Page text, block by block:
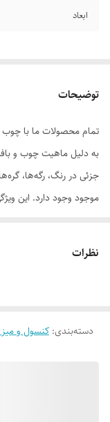
ابعاد
توضیحات
تمام محصولات ما با
به دلیل ماهیت چوب و
جزئی در رنگ، رگه‌ها،
موجود وجود دارد. این
لطفاً پیش از ثبت
نظرات
دسته‌بندی: کنسول و میز